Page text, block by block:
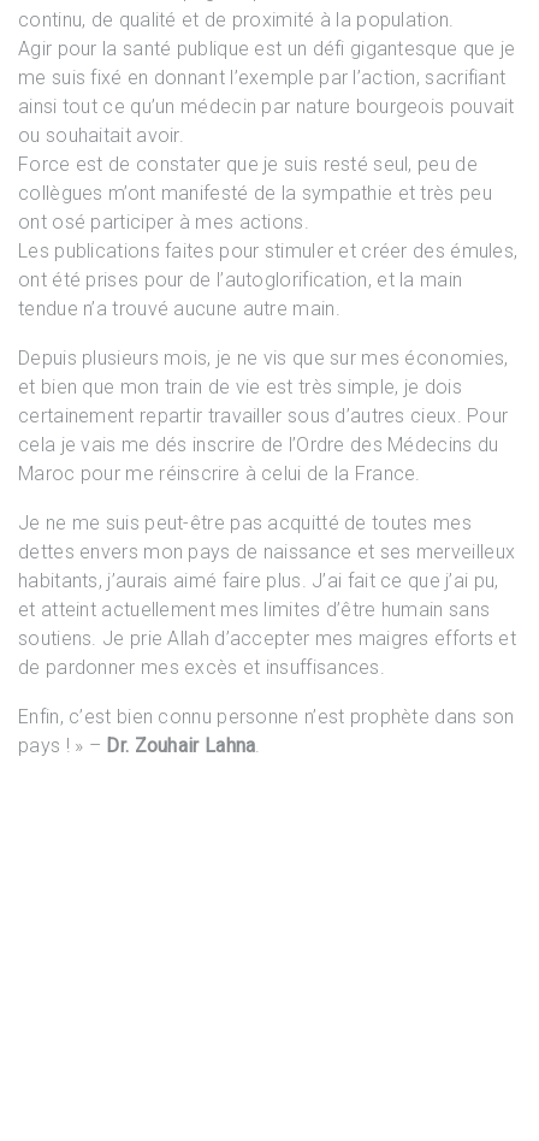
continu, de qualité et de proximité à la population.
Agir pour la santé publique est un défi gigantesque que je
me suis fixé en donnant l’exemple par l’action, sacrifiant
ainsi tout ce qu’un médecin par nature bourgeois pouvait
ou souhaitait avoir.
Force est de constater que je suis resté seul, peu de
collègues m’ont manifesté de la sympathie et très peu
ont osé participer à mes actions.
Les publications faites pour stimuler et créer des émules,
ont été prises pour de l’autoglorification, et la main
tendue n’a trouvé aucune autre main.
Depuis plusieurs mois, je ne vis que sur mes économies,
et bien que mon train de vie est très simple, je dois
certainement repartir travailler sous d’autres cieux. Pour
cela je vais me dés inscrire de l’Ordre des Médecins du
Maroc pour me réinscrire à celui de la France.
Je ne me suis peut-être pas acquitté de toutes mes
dettes envers mon pays de naissance et ses merveilleux
habitants, j’aurais aimé faire plus. J’ai fait ce que j’ai pu,
et atteint actuellement mes limites d’être humain sans
soutiens. Je prie Allah d’accepter mes maigres efforts et
de pardonner mes excès et insuffisances.
Enfin, c’est bien connu personne n’est prophète dans son
pays ! » – Dr. Zouhair Lahna